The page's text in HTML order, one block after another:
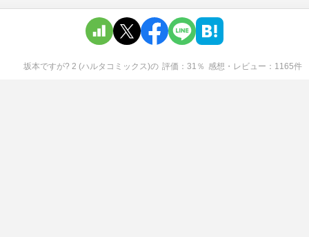
坂本ですが? 2 (ハルタコミックス)の 評価 31 ％ 感想・レビュー 1165件